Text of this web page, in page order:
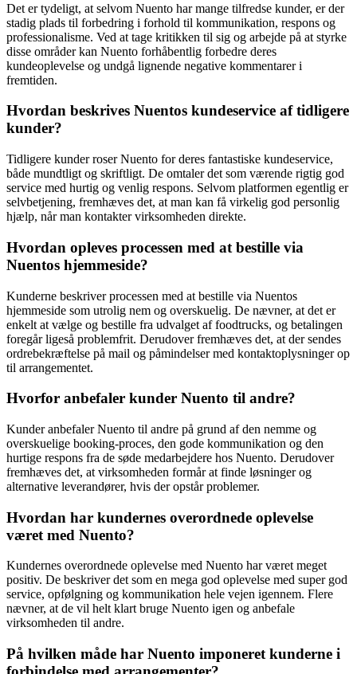
Det er tydeligt, at selvom Nuento har mange tilfredse kunder, er der
stadig plads til forbedring i forhold til kommunikation, respons og
professionalisme. Ved at tage kritikken til sig og arbejde på at styrke
disse områder kan Nuento forhåbentlig forbedre deres
kundeoplevelse og undgå lignende negative kommentarer i
fremtiden.
Hvordan beskrives Nuentos kundeservice af tidligere
kunder?
Tidligere kunder roser Nuento for deres fantastiske kundeservice,
både mundtligt og skriftligt. De omtaler det som værende rigtig god
service med hurtig og venlig respons. Selvom platformen egentlig er
selvbetjening, fremhæves det, at man kan få virkelig god personlig
hjælp, når man kontakter virksomheden direkte.
Hvordan opleves processen med at bestille via
Nuentos hjemmeside?
Kunderne beskriver processen med at bestille via Nuentos
hjemmeside som utrolig nem og overskuelig. De nævner, at det er
enkelt at vælge og bestille fra udvalget af foodtrucks, og betalingen
foregår ligeså problemfrit. Derudover fremhæves det, at der sendes
ordrebekræftelse på mail og påmindelser med kontaktoplysninger op
til arrangementet.
Hvorfor anbefaler kunder Nuento til andre?
Kunder anbefaler Nuento til andre på grund af den nemme og
overskuelige booking-proces, den gode kommunikation og den
hurtige respons fra de søde medarbejdere hos Nuento. Derudover
fremhæves det, at virksomheden formår at finde løsninger og
alternative leverandører, hvis der opstår problemer.
Hvordan har kundernes overordnede oplevelse
været med Nuento?
Kundernes overordnede oplevelse med Nuento har været meget
positiv. De beskriver det som en mega god oplevelse med super god
service, opfølgning og kommunikation hele vejen igennem. Flere
nævner, at de vil helt klart bruge Nuento igen og anbefale
virksomheden til andre.
På hvilken måde har Nuento imponeret kunderne i